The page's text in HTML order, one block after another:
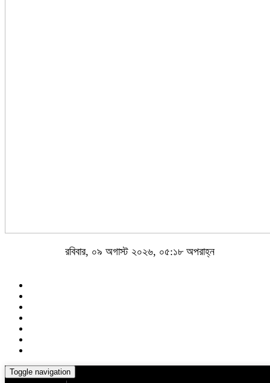
রবিবার, ০৯ অগাস্ট ২০২৬, ০৫:১৮ অপরাহ্ন
Toggle navigation